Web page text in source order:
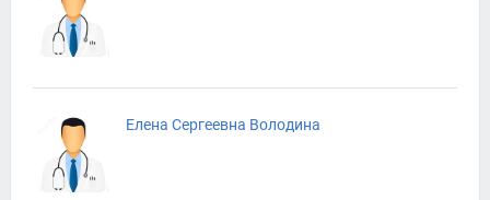
Елена Сергеевна Володина